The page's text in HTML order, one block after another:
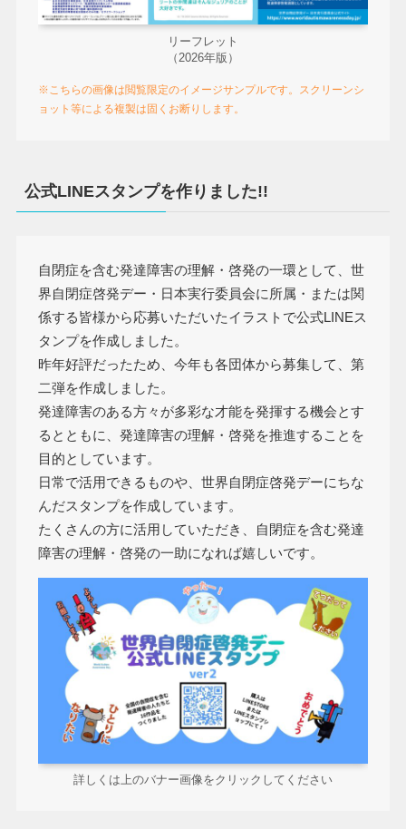
リーフレット
（2026年版）
※こちらの画像は閲覧限定のイメージサンプルです。スクリーンシ
ョット等による複製は固くお断りします。
公式LINEスタンプを作りました!!
自閉症を含む発達障害の理解・啓発の一環として、世
界自閉症啓発デー・日本実行委員会に所属・または関
係する皆様から応募いただいたイラストで公式LINEス
タンプを作成しました。
昨年好評だったため、今年も各団体から募集して、第
二弾を作成しました。
発達障害のある方々が多彩な才能を発揮する機会とす
るとともに、発達障害の理解・啓発を推進することを
目的としています。
日常で活用できるものや、世界自閉症啓発デーにちな
んだスタンプを作成しています。
たくさんの方に活用していただき、自閉症を含む発達
障害の理解・啓発の一助になれば嬉しいです。
詳しくは上のバナー画像をクリックしてください